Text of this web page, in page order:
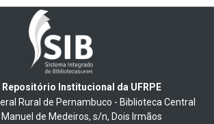
Repositório Institucional da UFRPE
Rural de Pernambuco - Biblioteca Central
de Medeiros, s/n, Dois Irmãos